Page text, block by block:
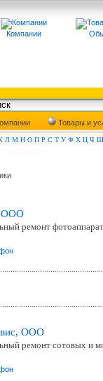
Компании
Товары и
Л М Н О П Р С Т У Ф Х Ц Ч Ш
ООО
ремонт
ООО
ремонт сотовых и